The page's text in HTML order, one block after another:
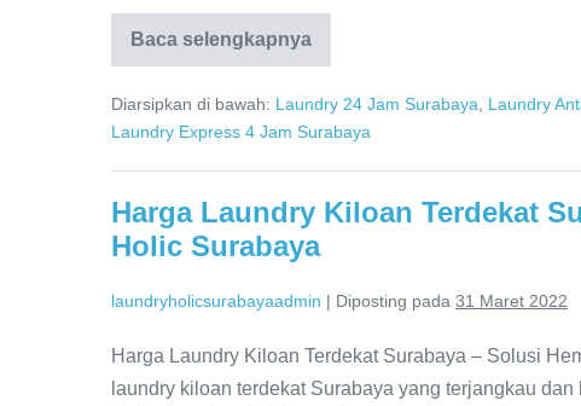
Baca selengkapnya
Surabaya,
0821-
4231-
Laundry
Surabaya
Diarsipkan di bawah: Laundry 24 Jam Surabaya Laundry
Laundry Express 4 Jam Surabaya
Harga Laundry Kiloan Terdekat
Holic Surabaya
laundryholicsurabayaadmin | Diposting pada 31 Maret 2022
Harga Laundry Kiloan Terdekat Surabaya – Solusi
laundry kiloan terdekat Surabaya yang terjangkau